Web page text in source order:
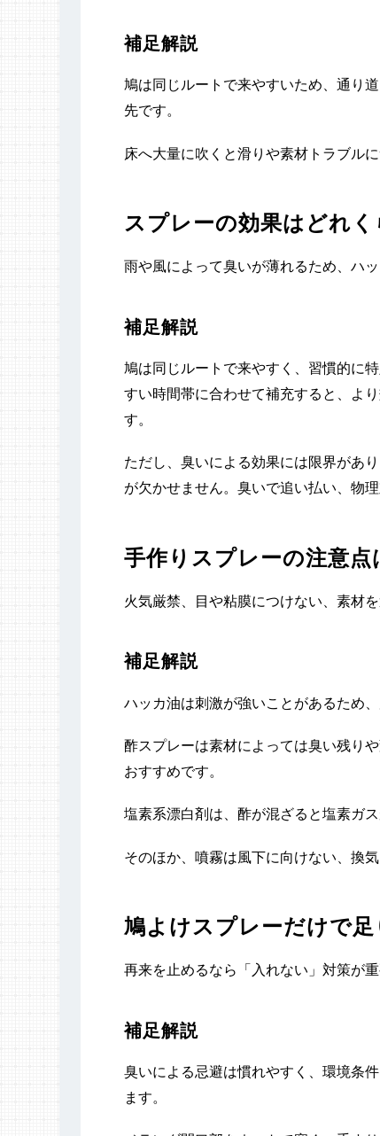
補足解説
鳩は同じルートで来やすいため、通り
先です。
床へ大量に吹くと滑りや素材トラブル
スプレーの効果はどれ
雨や風によって臭いが薄れるため、ハ
補足解説
鳩は同じルートで来やすく、習慣的に
すい時間帯に合わせて補充すると、よ
す。
ただし、臭いによる効果には限界があ
が欠かせません。臭いで追い払い、物
手作りスプレーの注意点
火気厳禁、目や粘膜につけない、素材
補足解説
ハッカ油は刺激が強いことがあるため
酢スプレーは素材によっては臭い残り
おすすめです。
塩素系漂白剤は、酢が混ざると塩素ガ
そのほか、噴霧は風下に向けない、換
鳩よけスプレーだけで
再来を止めるなら「入れない」対策が
補足解説
臭いによる忌避は慣れやすく、環境条
ます。